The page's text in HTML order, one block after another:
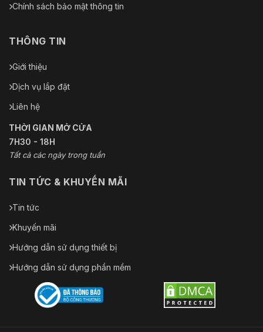
Chính sách bảo mật thông tin
THÔNG TIN
Giới thiệu
Dịch vụ lắp đặt
Liên hệ
THỜI GIAN MỞ CỬA
7H30 - 18H
Tất cả các ngày trong tuần
TIN TỨC & KHUYẾN MÃI
Tin tức
Khuyến mãi
Hướng dẫn sử dụng thiết bị
Hướng dẫn sử dụng phần mềm